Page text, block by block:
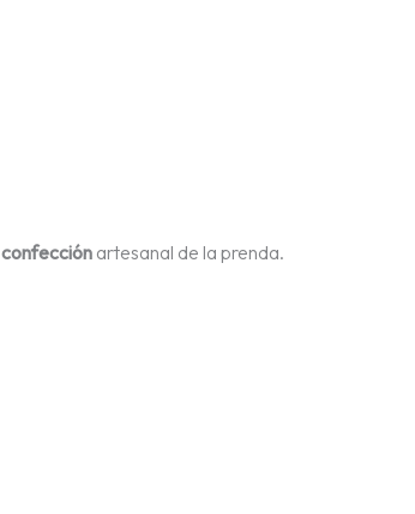
confección artesanal de la prenda.